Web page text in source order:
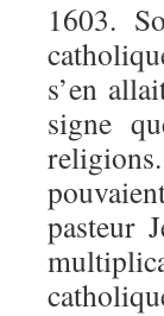
1603.
s’en
signe
pasteur